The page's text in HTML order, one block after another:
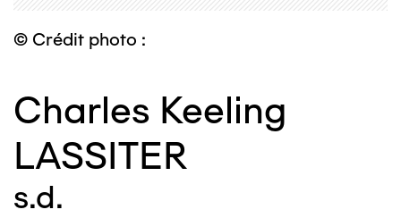
© Crédit photo :
Charles Keeling
LASSITER
s.d.